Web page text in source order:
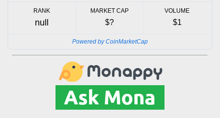
RANK
null
MARKET CAP
$?
VOLUME
$1
Powered by CoinMarketCap